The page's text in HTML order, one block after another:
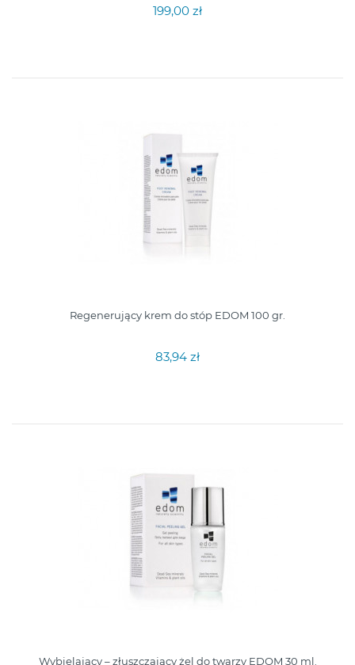
199,00 zł
Regenerujący krem do stóp EDOM 100 gr.
83,94 zł
Wybielający – złuszczający żel do twarzy EDOM 30 ml.